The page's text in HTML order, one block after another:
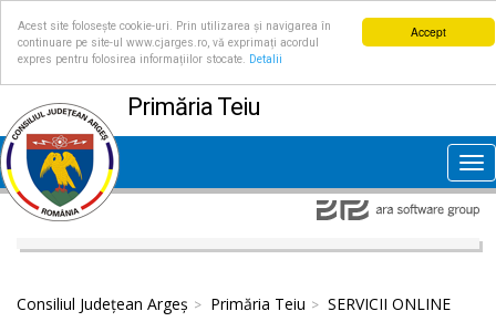
Accept
Acest site folosește cookie-uri. Prin utilizarea și navigarea în
continuare pe site-ul www.cjarges.ro, vă exprimați acordul
expres pentru folosirea informațiilor stocate.
Detalii
Primăria Teiu
Consiliul Județean Argeș Primăria Teiu SERVICII ONLINE